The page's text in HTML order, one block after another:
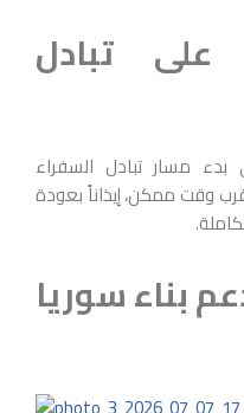
على تبادل
بدء مسار تبادل السفراء
وقت ممكن، إيذاناً بعودة
بناء سوريا